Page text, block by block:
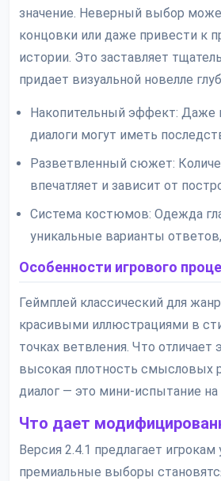
значение. Неверный выбор
концовки или даже привести к
истории. Это заставляет
придает визуальной новелле
Накопительный эффект: Даже
диалоги могут иметь
Разветвленный сюжет:
впечатляет и зависит от
Система костюмов: Одежда
уникальные варианты
Особенности игрового
Геймплей классический для
красивыми иллюстрациями в
точках ветвления. Что отличает
высокая плотность смысловых
диалог — это мини-испытание на
Что дает
Версия 2.4.1 предлагает
премиальные выборы